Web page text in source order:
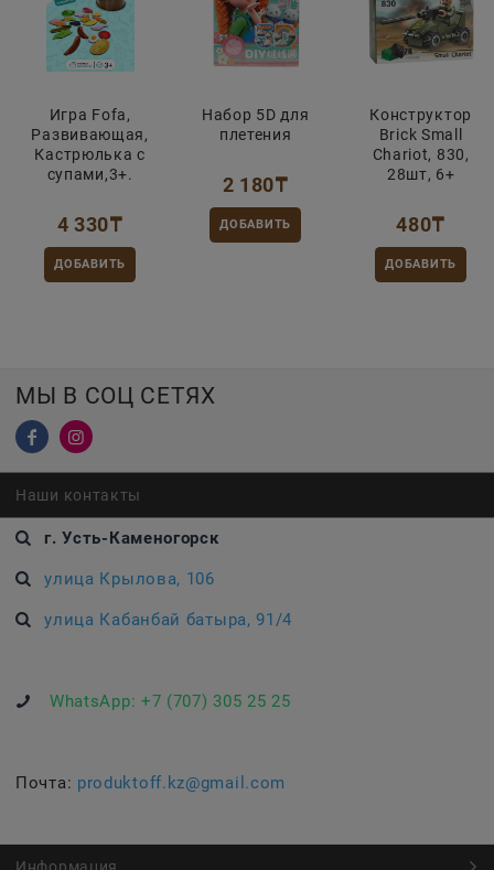
Игра Fofa,
Развивающая,
Кастрюлька с
супами,3+.
4 330₸
ДОБАВИТЬ
Набор 5D для
плетения
2 180₸
ДОБАВИТЬ
Конструктор
Brick Small
Chariot, 830,
28шт, 6+
480₸
ДОБАВИТЬ
МЫ В СОЦ СЕТЯХ
Наши контакты
г. Усть-Каменогорск
улица Крылова, 106
улица Кабанбай батыра, 91/4
WhatsApp: +7 (707) 305 25 25
Почта: produktoff.kz@gmail.com